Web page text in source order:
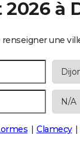
à
une
Clamecy